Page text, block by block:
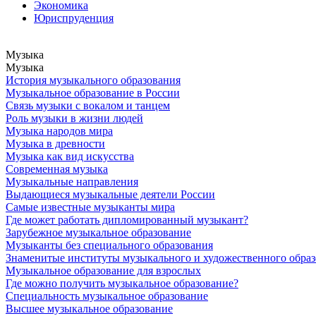
Экономика
Юриспруденция
Музыка
Музыка
История музыкального образования
Музыкальное образование в России
Связь музыки с вокалом и танцем
Роль музыки в жизни людей
Музыка народов мира
Музыка в древности
Музыка как вид искусства
Современная музыка
Музыкальные направления
Выдающиеся музыкальные деятели России
Самые известные музыканты мира
Где может работать дипломированный музыкант?
Зарубежное музыкальное образование
Музыканты без специального образования
Знаменитые институты музыкального и художественного
Музыкальное образование для взрослых
Где можно получить музыкальное образование?
Специальность музыкальное образование
Высшее музыкальное образование